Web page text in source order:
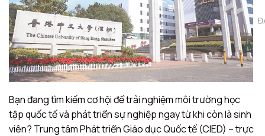
Bạn đang tìm kiếm cơ hội để trải nghiệm môi trường học
tập quốc tế và phát triển sự nghiệp ngay từ khi còn là sinh
viên? Trung tâm Phát triển Giáo dục Quốc tế (CIED) – trực